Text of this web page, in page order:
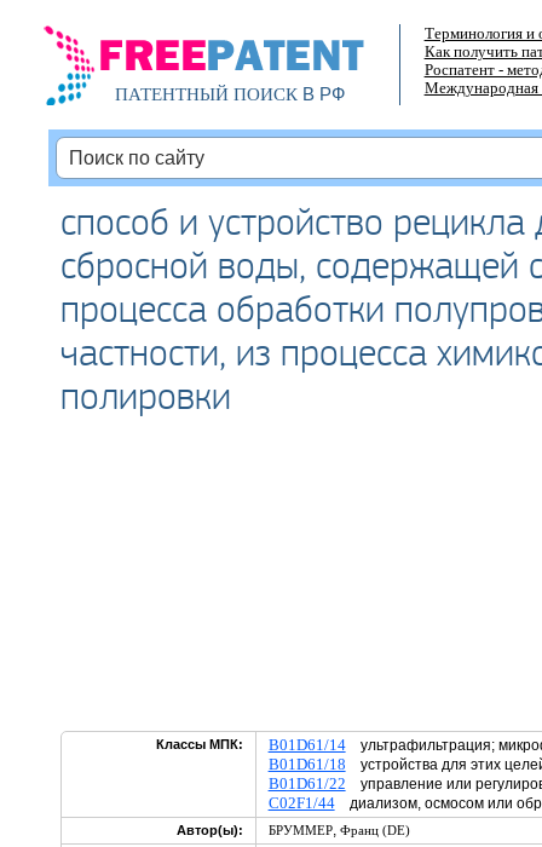
ПАТЕНТНЫЙ ПОИСКВ РФ
Терминология и
Как получить
Роспатент -
Международная
способ и устройство
сбросной воды, содержащей
процесса обработки
частности, из процесса
полировки
Классы МПК: B01D61/14ультрафильтрация;
B01D61/18 устройства для этих
B01D61/22 управление или
C02F1/44диализом, осмосом или
Автор(ы): БРУММЕР, Франц (DE)